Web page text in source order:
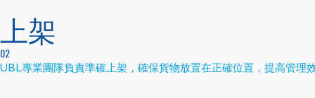
上架
02
UBL專業團隊負責準確上架，確保貨物放置在正確位置，提高管理效